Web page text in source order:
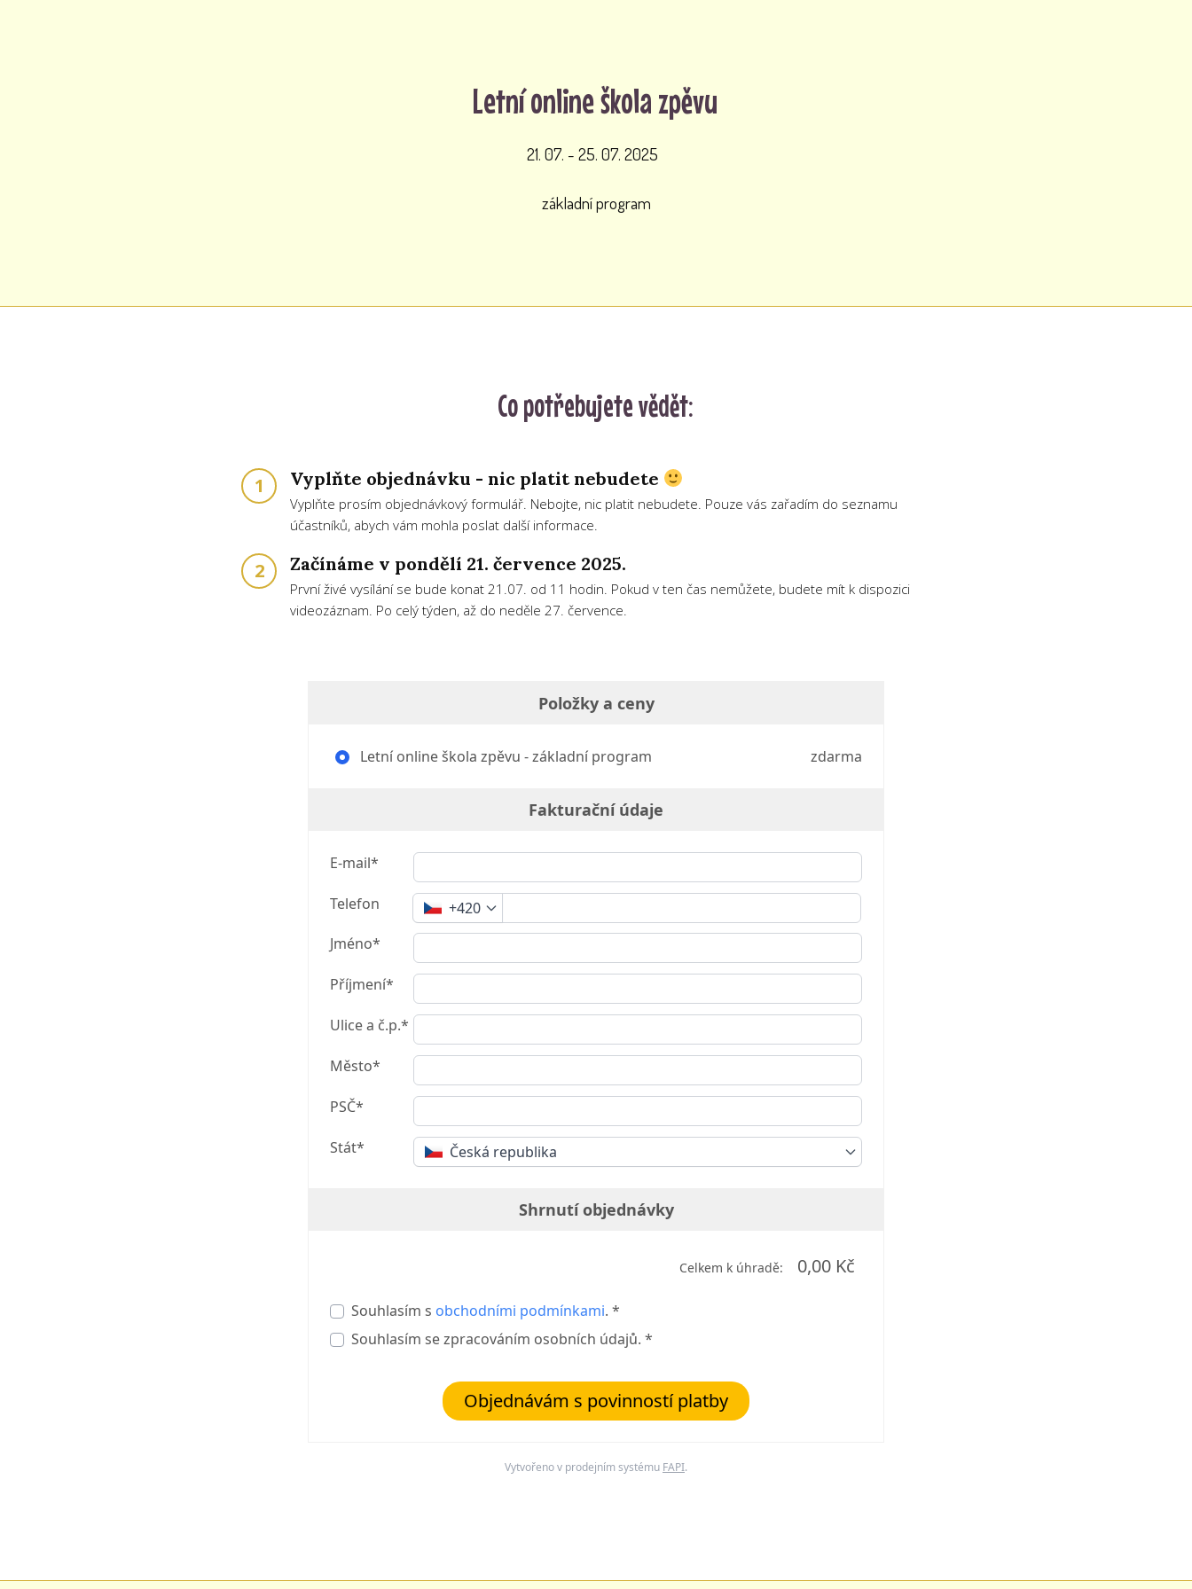
Letní online škola zpěvu
21. 07. - 25. 07. 2025
základní program
Co potřebujete vědět:
1 Vyplňte objednávku - nic platit nebudete
Vyplňte prosím objednávkový formulář. Nebojte, nic platit nebudete. Pouze vás zařadím do seznamu
účastníků, abych vám mohla poslat další informace.
2 Začínáme v pondělí 21. července 2025.
První živé vysílání se bude konat 21.07. od 11 hodin. Pokud v ten čas nemůžete, budete mít k dispozici
videozáznam. Po celý týden, až do neděle 27. července.
Položky a ceny
Letní online škola zpěvu - základní program zdarma
Fakturační údaje
E-mail*
Telefon
+420
Jméno*
Příjmení*
Ulice a č.p.*
Město*
PSČ*
Stát* Česká republika
Shrnutí objednávky
Celkem k úhradě: 0,00 Kč
Souhlasím s obchodními podmínkami. *
Souhlasím se zpracováním osobních údajů. *
Objednávám s povinností platby
Vytvořeno v prodejním systému FAPI.